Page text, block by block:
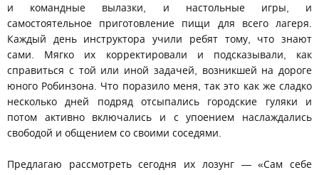
и командные вылазки, и настольные игры, и
самостоятельное приготовление пищи для всего лагеря.
Каждый день инструктора учили ребят тому, что знают
сами. Мягко их корректировали и подсказывали, как
справиться с той или иной задачей, возникшей на дороге
юного Робинзона. Что поразило меня, так это как же сладко
несколько дней подряд отсыпались городские гуляки и
потом активно включались и с упоением наслаждались
свободой и общением со своими соседями.
Предлагаю рассмотреть сегодня их лозунг — «Сам себе